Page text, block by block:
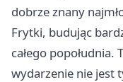
dobrze znany
Frytki, budując
całego popołudnia.
wydarzenie nie jest